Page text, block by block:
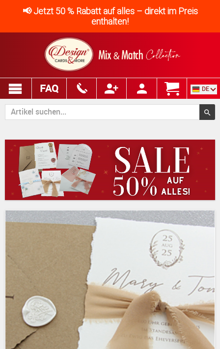
📢 Jetzt 50 % Rabatt auf alles – direkt im Preis
enthalten!
FAQ DE